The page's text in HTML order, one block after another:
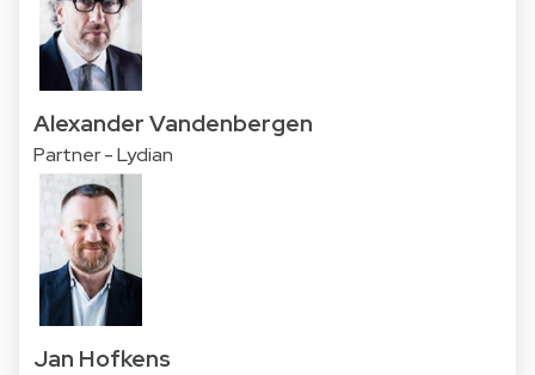
Alexander Vandenbergen
Partner - Lydian
Jan Hofkens